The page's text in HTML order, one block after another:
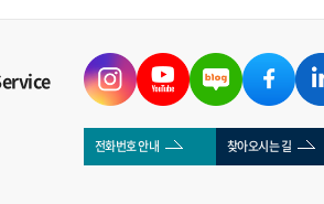
전화번호 안내 찾아오시는 길